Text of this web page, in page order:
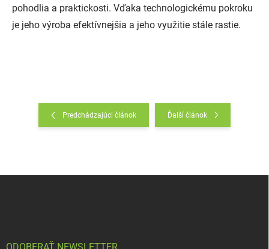
pohodlia a praktickosti. Vďaka technologickému pokroku
je jeho výroba efektívnejšia a jeho využitie stále rastie.
Predchádzajúci článok Ďalší článok